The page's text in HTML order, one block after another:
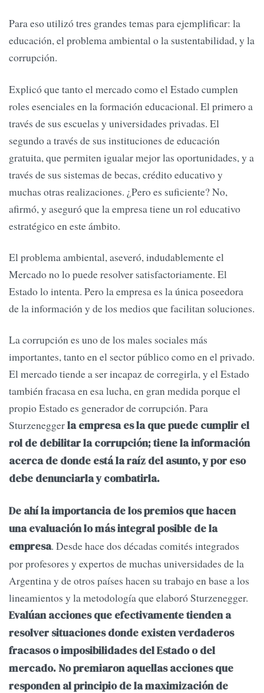
Para eso utilizó tres grandes temas para ejemplificar: la
educación, el problema ambiental o la sustentabilidad, y la
corrupción.
Explicó que tanto el mercado como el Estado cumplen
roles esenciales en la formación educacional. El primero a
través de sus escuelas y universidades privadas. El
segundo a través de sus instituciones de educación
gratuita, que permiten igualar mejor las oportunidades, y a
través de sus sistemas de becas, crédito educativo y
muchas otras realizaciones. ¿Pero es suficiente? No,
afirmó, y aseguró que la empresa tiene un rol educativo
estratégico en este ámbito.
El problema ambiental, aseveró, indudablemente el
Mercado no lo puede resolver satisfactoriamente. El
Estado lo intenta. Pero la empresa es la única poseedora
de la información y de los medios que facilitan soluciones.
La corrupción es uno de los males sociales más
importantes, tanto en el sector público como en el privado.
El mercado tiende a ser incapaz de corregirla, y el Estado
también fracasa en esa lucha, en gran medida porque el
propio Estado es generador de corrupción. Para
Sturzeneggerla empresa es la que puede cumplir el
rol de debilitar la corrupción; tiene la información
acerca de donde está la raíz del asunto, y por eso
debe denunciarla y combatirla.
De ahí la importancia de los premios que hacen
una evaluación lo más integral posible de la
empresa. Desde hace dos décadas comités integrados
por profesores y expertos de muchas universidades de la
Argentina y de otros países hacen su trabajo en base a los
lineamientos y la metodología que elaboró Sturzenegger.
Evalúan acciones que efectivamente tienden a
resolver situaciones donde existen verdaderos
fracasos o imposibilidades del Estado o del
mercado. No premiaron aquellas acciones que
responden al principio de la maximización de